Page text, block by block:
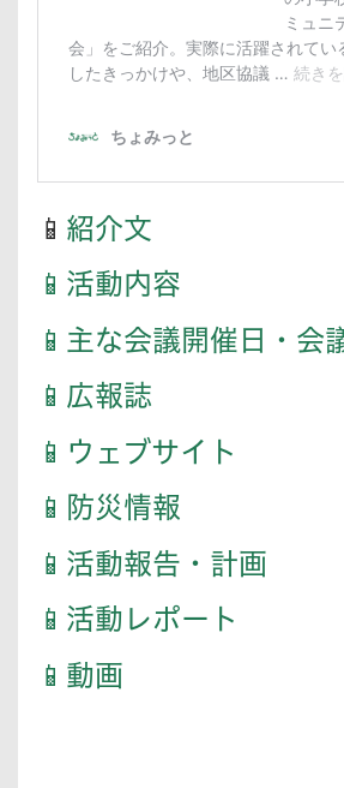
📱 紹介文
📱活動内容
📱主な会議開催日・会
📱広報誌
📱ウェブサイト
📱防災情報
📱活動報告・計画
📱活動レポート
📱動画